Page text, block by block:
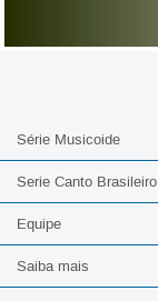
Série Musicoide
Serie Canto Brasileiro
Equipe
Saiba mais